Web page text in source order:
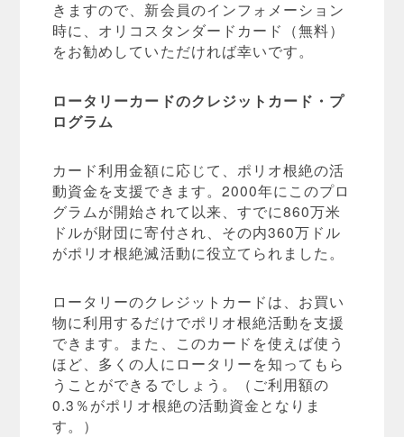
きますので、新会員のインフォメーション
時に、オリコスタンダードカード（無料）
をお勧めしていただければ幸いです。
ロータリーカードのクレジットカード・プ
ログラム
カード利用金額に応じて、ポリオ根絶の活
動資金を支援できます。2000年にこのプロ
グラムが開始されて以来、すでに860万米
ドルが財団に寄付され、その内360万ドル
がポリオ根絶滅活動に役立てられました。
ロータリーのクレジットカードは、お買い
物に利用するだけでポリオ根絶活動を支援
できます。また、このカードを使えば使う
ほど、多くの人にロータリーを知ってもら
うことができるでしょう。（ご利用額の
0.3％がポリオ根絶の活動資金となりま
す。）